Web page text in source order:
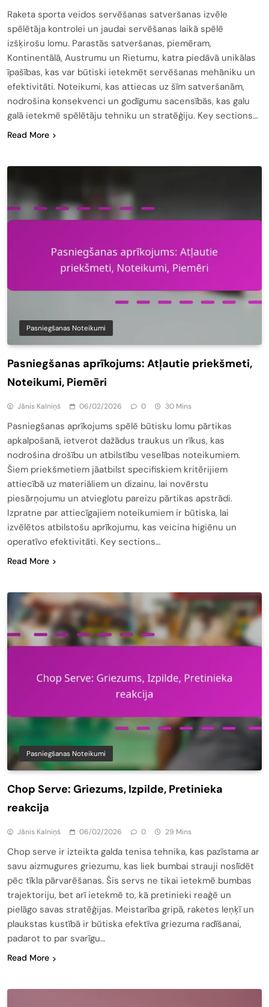
Raketa sporta veidos servēšanas satveršanas izvēle
spēlētāja kontrolei un jaudai servēšanas laikā spēlē
izšķirošu lomu. Parastās satveršanas, piemēram,
Kontinentālā, Austrumu un Rietumu, katra piedāvā unikālas
īpašības, kas var būtiski ietekmēt servēšanas mehāniku un
efektivitāti. Noteikumi, kas attiecas uz šīm satveršanām,
nodrošina konsekvenci un godīgumu sacensībās, kas galu
galā ietekmē spēlētāju tehniku un stratēģiju. Key sections…
Read More
Pasniegšanas Noteikumi
Pasniegšanas aprīkojums: Atļautie priekšmeti,
Noteikumi, Piemēri
Jānis Kalniņš 06/02/2026 0 30 Mins
Pasniegšanas aprīkojums spēlē būtisku lomu pārtikas
apkalpošanā, ietverot dažādus traukus un rīkus, kas
nodrošina drošību un atbilstību veselības noteikumiem.
Šiem priekšmetiem jāatbilst specifiskiem kritērijiem
attiecībā uz materiāliem un dizainu, lai novērstu
piesārņojumu un atvieglotu pareizu pārtikas apstrādi.
Izpratne par attiecīgajiem noteikumiem ir būtiska, lai
izvēlētos atbilstošu aprīkojumu, kas veicina higiēnu un
operatīvo efektivitāti. Key sections…
Read More
Pasniegšanas Noteikumi
Chop Serve: Griezums, Izpilde, Pretinieka
reakcija
Jānis Kalniņš 06/02/2026 0 29 Mins
Chop serve ir izteikta galda tenisa tehnika, kas pazīstama ar
savu aizmugures griezumu, kas liek bumbai strauji noslīdēt
pēc tīkla pārvarēšanas. Šis servs ne tikai ietekmē bumbas
trajektoriju, bet arī ietekmē to, kā pretinieki reaģē un
pielāgo savas stratēģijas. Meistarība gripā, raketes leņķī un
plaukstas kustībā ir būtiska efektīva griezuma radīšanai,
padarot to par svarīgu…
Read More